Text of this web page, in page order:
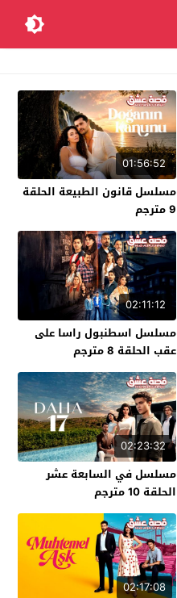
01:56:52
مسلسل قانون الطبيعة الحلقة
9 مترجم
02:11:12
مسلسل اسطنبول راسا على
عقب الحلقة 8 مترجم
02:23:32
مسلسل في السابعة عشر
الحلقة 10 مترجم
02:17:08